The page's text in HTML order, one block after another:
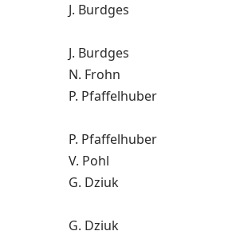
J. Burdges
J. Burdges
N. Frohn
P. Pfaffelhuber
P. Pfaffelhuber
V. Pohl
G. Dziuk
G. Dziuk